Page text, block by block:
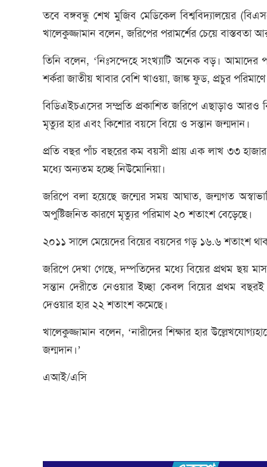
তবে বঙ্গবন্ধু শেখ মুজিব মেডিকেল বিশ্ববিদ্যালয়ের
খালেকুজ্জামান বলেন, জরিপের পরামর্শের চেয়ে বাস্তবতা
তিনি বলেন, ‘নিঃসন্দেহে সংখ্যাটি অনেক বড়। আমাদের
শর্করা জাতীয় খাবার বেশি খাওয়া, জাঙ্ক ফুড, প্রচুর
বিডিএইচএসের সম্প্রতি প্রকাশিত জরিপে এছাড়াও
মৃত্যুর হার এবং কিশোর বয়সে বিয়ে ও সন্তান জন্মদান।
প্রতি বছর পাঁচ বছরের কম বয়সী প্রায় এক লাখ ৩৩ হাজার
মধ্যে অন্যতম হচ্ছে নিউমোনিয়া।
জরিপে বলা হয়েছে জন্মের সময় আঘাত, জন্মগত
অপুষ্টিজনিত কারণে মৃত্যুর পরিমাণ ২০ শতাংশ বেড়েছে।
২০১১ সালে মেয়েদের বিয়ের বয়সের গড় ১৬.৬ শতাংশ
জরিপে দেখা গেছে, দম্পতিদের মধ্যে বিয়ের প্রথম ছয়
সন্তান দেরীতে নেওয়ার ইচ্ছা কেবল বিয়ের প্রথম
দেওয়ার হার ২২ শতাংশ কমেছে।
খালেকুজ্জামান বলেন, ‘নারীদের শিক্ষার হার
জন্মদান।’
এআই/এসি